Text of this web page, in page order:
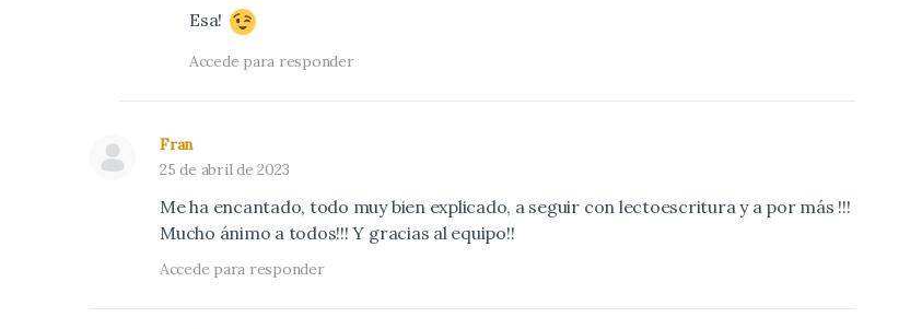
Esa!
Accede para responder
Fran
25 de abril de 2023
Me ha encantado, todo muy bien explicado, a seguir con lectoescritura y a por más !!!
Mucho ánimo a todos!!! Y gracias al equipo!!
Accede para responder